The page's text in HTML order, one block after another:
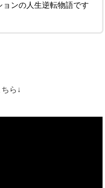
ョンの人生逆転物語です
ら↓